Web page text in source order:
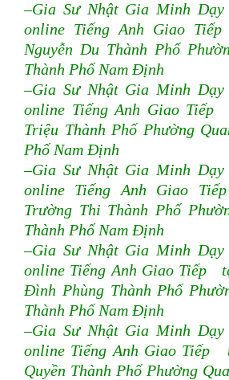
–Gia Sư Nhật Gia Minh
online Tiếng Anh Giao
Nguyễn Du Thành Phố
Thành Phố Nam Định
–Gia Sư Nhật Gia Minh
online Tiếng Anh Giao
Triệu Thành Phố Phường
Phố Nam Định
–Gia Sư Nhật Gia Minh
online Tiếng Anh Giao
Trường Thi Thành Phố
Thành Phố Nam Định
–Gia Sư Nhật Gia Minh
online Tiếng Anh Giao Tiếp
Đình Phùng Thành Phố
Thành Phố Nam Định
–Gia Sư Nhật Gia Minh
online Tiếng Anh Giao Tiếp
Quyền Thành Phố Phường